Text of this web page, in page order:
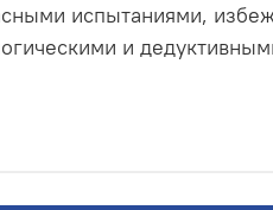
испытаниями,
и